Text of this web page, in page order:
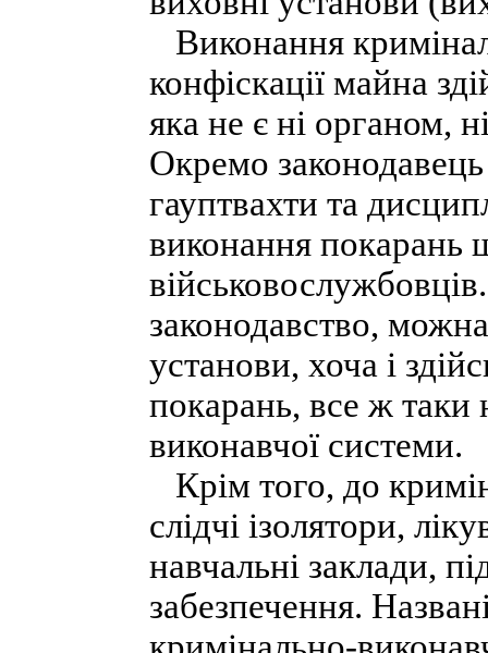
Виконання
конфіскації майна
яка не є ні органом,
Окремо законодавець
гауптвахти та
виконання покарань
законодавство,
установи, хоча і
покарань, все ж таки
виконавчої системи.
Крім того, до
слідчі ізолятори,
навчальні заклади,
забезпечення.